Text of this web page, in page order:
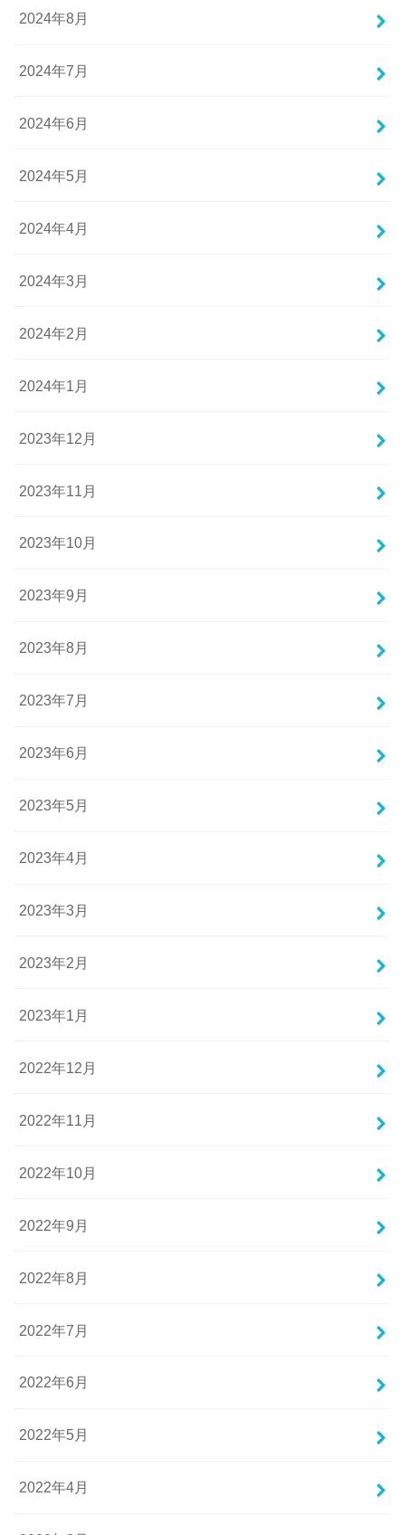
2024年8月
2024年7月
2024年6月
2024年5月
2024年4月
2024年3月
2024年2月
2024年1月
2023年12月
2023年11月
2023年10月
2023年9月
2023年8月
2023年7月
2023年6月
2023年5月
2023年4月
2023年3月
2023年2月
2023年1月
2022年12月
2022年11月
2022年10月
2022年9月
2022年8月
2022年7月
2022年6月
2022年5月
2022年4月